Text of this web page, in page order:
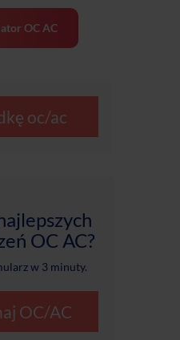
OC AC
oc/ac
OC AC?
w 3 minuty.
OC/AC